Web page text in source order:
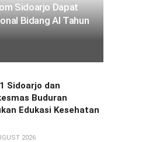
Sidoarjo Dapat
Bidang AI Tahun
Sidoarjo dan
Buduran
Edukasi Kesehatan
2026